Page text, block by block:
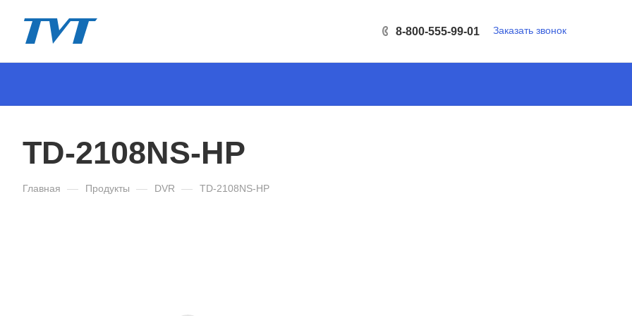
8-800-555-99-01 Заказать звонок
TD-2108NS-HP
Главная — Продукты — DVR — TD-2108NS-HP